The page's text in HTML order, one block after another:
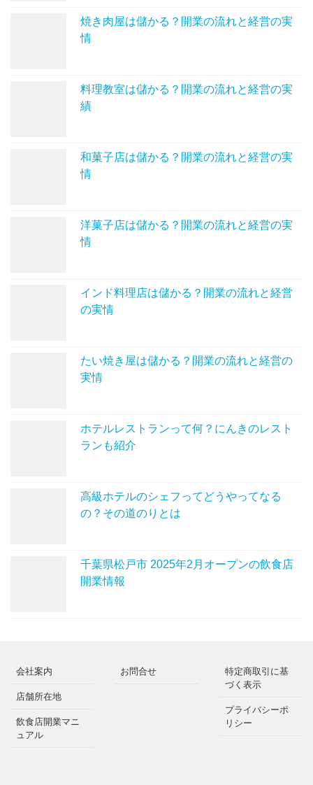
焼き肉屋は儲かる？開業の流れと経営の実
情
料理教室は儲かる？開業の流れと経営の実
績
和菓子店は儲かる？開業の流れと経営の実
情
洋菓子店は儲かる？開業の流れと経営の実
情
インド料理店は儲かる？開業の流れと経営
の実情
たい焼き屋は儲かる？開業の流れと経営の
実情
ホテルレストランって何？にんきのレスト
ランも紹介
高級ホテルのシェフってどうやってなる
の？その道のりとは
千葉県松戸市 2025年2月オープンの飲食店
開業情報
会社案内
店舗所在地
飲食店開業マニ
ュアル
お問合せ
特定商取引に基
づく表示
プライバシーポ
リシー